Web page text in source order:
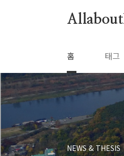
홈 태그
NEWS & THESIS